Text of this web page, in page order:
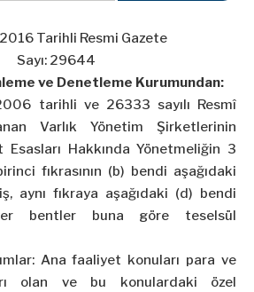
Tarihli Resmi Gazete
Sayı: 29644
ve Denetleme Kurumundan:
tarihli ve 26333 sayılı Resmî
Varlık Yönetim Şirketlerinin
Esasları Hakkında Yönetmeliğin 3
fıkrasının (b) bendi aşağıdaki
aynı fıkraya aşağıdaki (d) bendi
bentler buna göre teselsül
Ana faaliyet konuları para ve
olan ve bu konulardaki özel